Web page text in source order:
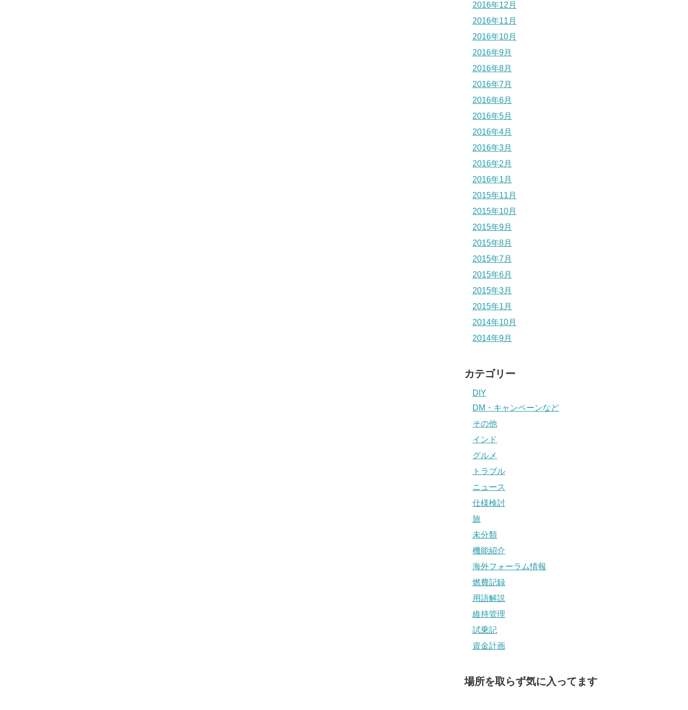
2016年12月
2016年11月
2016年10月
2016年9月
2016年8月
2016年7月
2016年6月
2016年5月
2016年4月
2016年3月
2016年2月
2016年1月
2015年11月
2015年10月
2015年9月
2015年8月
2015年7月
2015年6月
2015年3月
2015年1月
2014年10月
2014年9月
カテゴリー
DIY
DM・キャンペーンなど
その他
インド
グルメ
トラブル
ニュース
仕様検討
旅
未分類
機能紹介
海外フォーラム情報
燃費記録
用語解説
維持管理
試乗記
資金計画
場所を取らず気に入ってます